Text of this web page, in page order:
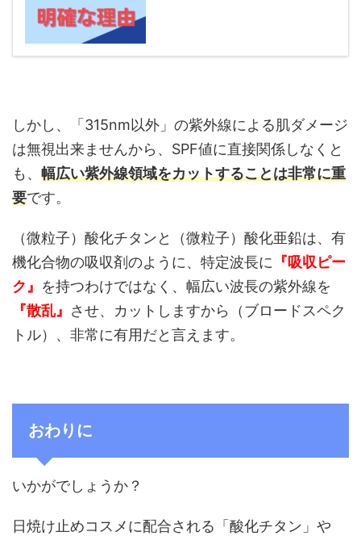
しかし、「315nm以外」の紫外線による肌ダメージ
は無視出来ませんから、SPF値に直接関係しなくと
も、 幅広い紫外線領域をカットすることは非常に重
要です。
（微粒子）酸化チタンと（微粒子）酸化亜鉛は、有
機化合物の吸収剤のように、特定波長に 『吸収ピー
ク』 を持つわけではなく、幅広い波長の紫外線を
『散乱』 させ、カットしますから（ブロードスペク
トル）、非常に有用だと言えます。
おわりに
いかがでしょうか？
日焼け止めコスメに配合される「酸化チタン」や